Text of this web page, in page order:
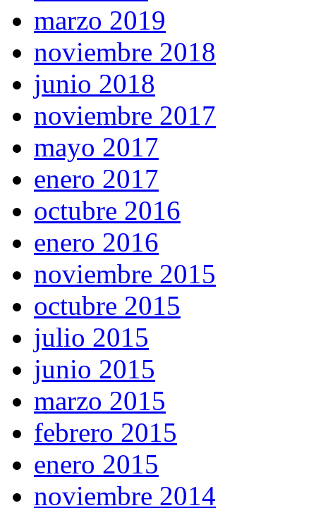
marzo 2019
noviembre 2018
junio 2018
noviembre 2017
mayo 2017
enero 2017
octubre 2016
enero 2016
noviembre 2015
octubre 2015
julio 2015
junio 2015
marzo 2015
febrero 2015
enero 2015
noviembre 2014